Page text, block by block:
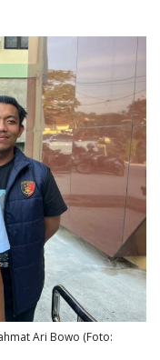
Ari Bowo (Foto: